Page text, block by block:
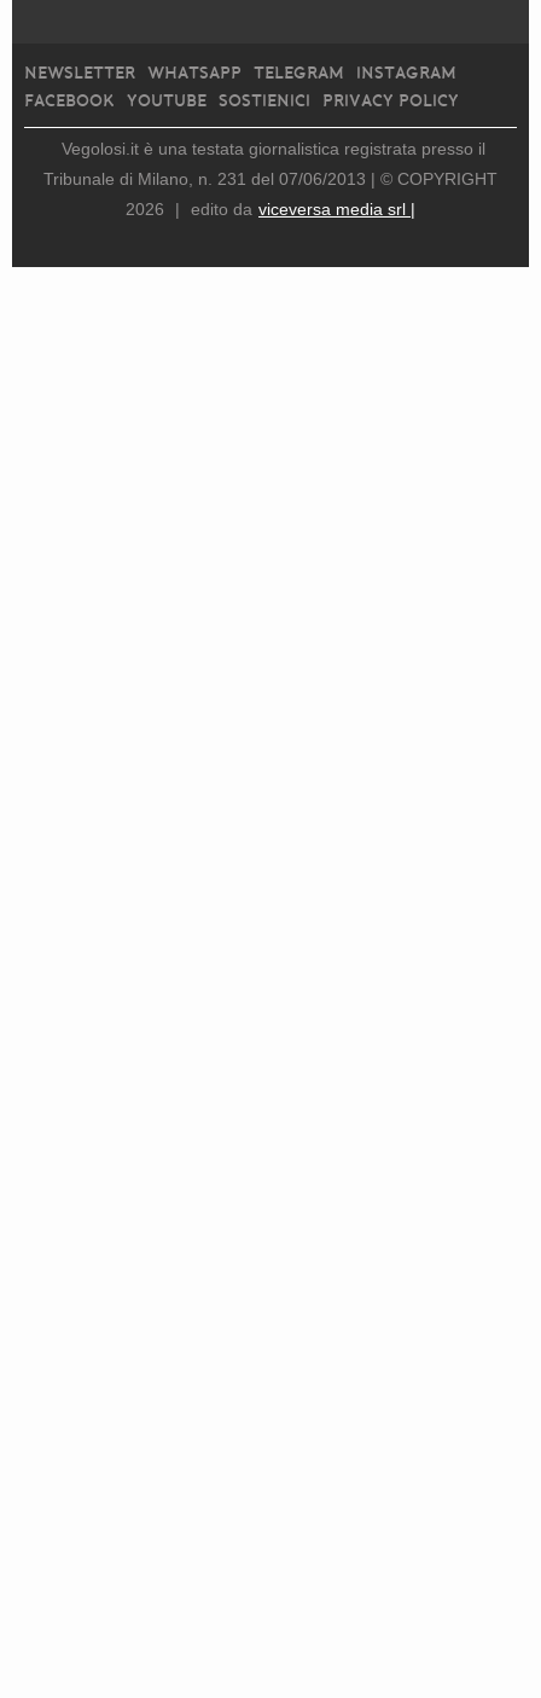
NEWSLETTER WHATSAPP TELEGRAM
INSTAGRAM
FACEBOOK
YOUTUBE SOSTIENICI PRIVACY POLICY
Vegolosi.it è una testata giornalistica registrata presso il
Tribunale di Milano, n. 231 del 07/06/2013 | © COPYRIGHT
2026
| edito da viceversa media srl |